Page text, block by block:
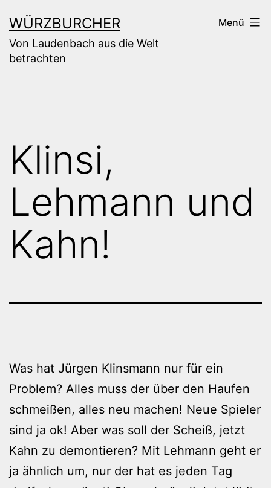
Inhalt
springen
WÜRZBURCHER
Von Laudenbach aus die Welt
betrachten
Menü
Klinsi,
Lehmann und
Kahn!
Was hat Jürgen Klinsmann nur für ein
Problem? Alles muss der über den Haufen
schmeißen, alles neu machen! Neue Spieler
sind ja ok! Aber was soll der Scheiß, jetzt
Kahn zu demontieren? Mit Lehmann geht er
ja ähnlich um, nur der hat es jeden Tag